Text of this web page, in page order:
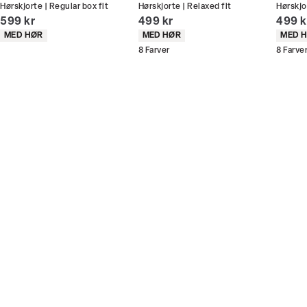
Du kan indløse din bonus 365 dage om året i alle
butikker og online.
Hørskjorte | Regular box fit
I alt (inkl. rabat)
599 kr
Produkt egenskaber
MED HØR
Hørskjorte | Relaxed fit
I alt (inkl. rabat)
499 kr
Produkt egenskaber
MED HØR
8 Farver
I alt
499
MED
8